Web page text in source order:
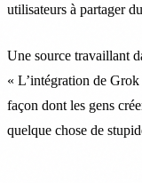
utilisateurs à partager
Une source travaillant
« L’intégration de
façon dont les gens
quelque chose de